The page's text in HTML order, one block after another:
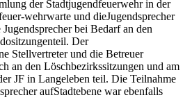
der Stadtjugendfeuerwehr in der
wehrwarte und dieJugendsprecher
bei Bedarf an den
Der
Stellvertreter und die Betreuer
an den Löschbezirkssitzungen und am
JF in Langeleben teil. Die Teilnahme
aufStadtebene war ebenfalls